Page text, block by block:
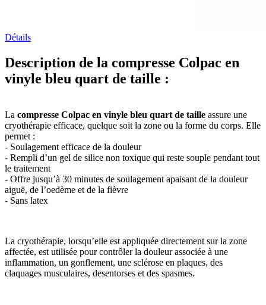
Détails
Description de la compresse Colpac en
vinyle bleu quart de taille :
La compresse Colpac en vinyle bleu quart de taille assure une
cryothérapie efficace, quelque soit la zone ou la forme du corps. Elle
permet :
- Soulagement efficace de la douleur
- Rempli d’un gel de silice non toxique qui reste souple pendant tout
le traitement
- Offre jusqu’à 30 minutes de soulagement apaisant de la douleur
aiguë, de l’oedème et de la fièvre
- Sans latex
La cryothérapie, lorsqu’elle est appliquée directement sur la zone
affectée, est utilisée pour contrôler la douleur associée à une
inflammation, un gonflement, une sclérose en plaques, des
claquages musculaires, desentorses et des spasmes.